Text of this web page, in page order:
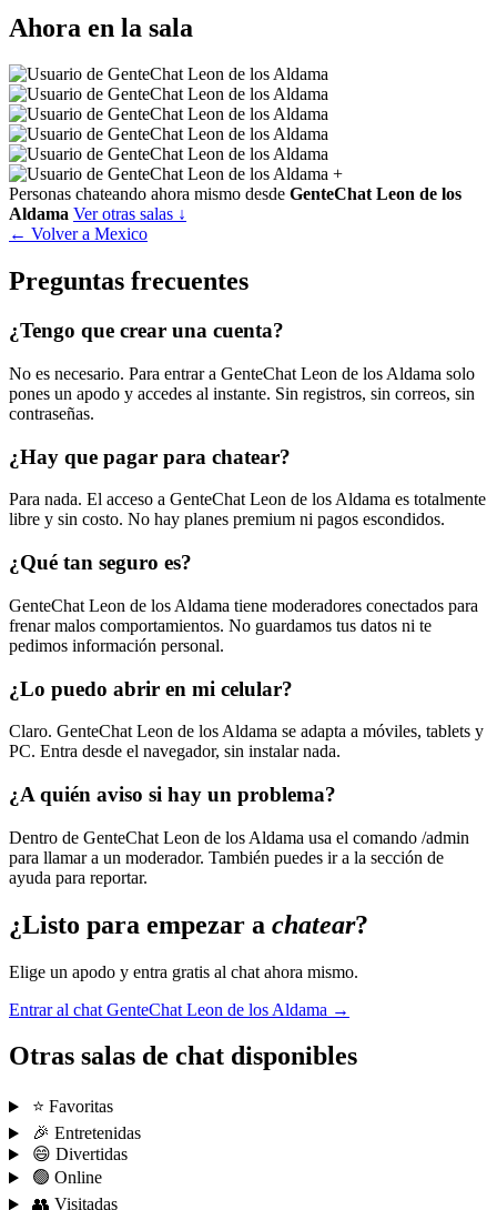
Ahora en la sala
+
Personas chateando ahora mismo desde GenteChat Leon de los
Aldama Ver otras salas ↓
← Volver a Mexico
Preguntas frecuentes
¿Tengo que crear una cuenta?
No es necesario. Para entrar a GenteChat Leon de los Aldama solo
pones un apodo y accedes al instante. Sin registros, sin correos, sin
contraseñas.
¿Hay que pagar para chatear?
Para nada. El acceso a GenteChat Leon de los Aldama es totalmente
libre y sin costo. No hay planes premium ni pagos escondidos.
¿Qué tan seguro es?
GenteChat Leon de los Aldama tiene moderadores conectados para
frenar malos comportamientos. No guardamos tus datos ni te
pedimos información personal.
¿Lo puedo abrir en mi celular?
Claro. GenteChat Leon de los Aldama se adapta a móviles, tablets y
PC. Entra desde el navegador, sin instalar nada.
¿A quién aviso si hay un problema?
Dentro de GenteChat Leon de los Aldama usa el comando /admin
para llamar a un moderador. También puedes ir a la sección de
ayuda para reportar.
¿Listo para empezar a chatear?
Elige un apodo y entra gratis al chat ahora mismo.
Entrar al chat GenteChat Leon de los Aldama →
Otras salas de chat disponibles
⭐ Favoritas
🎉 Entretenidas
😄 Divertidas
🟢 Online
👥 Visitadas